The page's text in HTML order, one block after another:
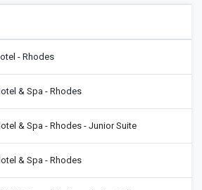
- Rhodes
& Spa - Rhodes
& Spa - Rhodes - Junior Suite
& Spa - Rhodes